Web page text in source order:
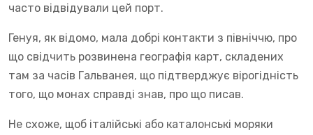
часто відвідували цей порт.
Генуя, як відомо, мала добрі контакти з північчю, про
що свідчить розвинена географія карт, складених
там за часів Гальванея, що підтверджує вірогідність
того, що монах справді знав, про що писав.
Не схоже, щоб італійські або каталонські моряки